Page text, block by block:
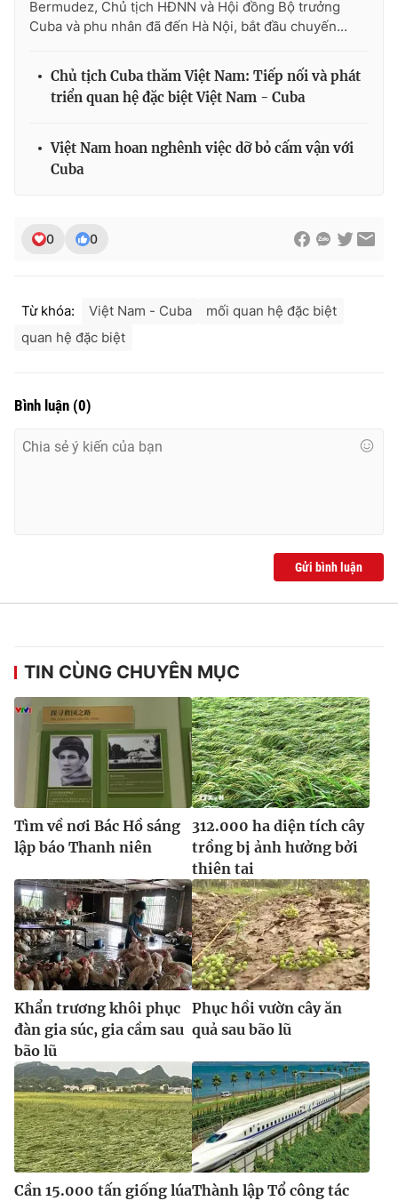
Ðiện thoại Thời báo VTV:024.66 897 897
Email:toasoan@vtv.vn
® Cấm sao chép dưới mọi hình thức nếu không có sự chấp
thông tin từ website này.
Bermudez, Chủ tịch HĐNN và Hội đồng Bộ trưởng
Cuba và phu nhân đã đến Hà Nội, bắt đầu chuyến...
Chủ tịch Cuba thăm Việt Nam: Tiếp nối và phát
triển quan hệ đặc biệt Việt Nam - Cuba
Việt Nam hoan nghênh việc dỡ bỏ cấm vận với
Cuba
0 0
Từ khóa: Việt Nam - Cuba
mối quan hệ đặc biệt
quan hệ đặc biệt
Bình luận (0)
Gửi bình luận
TIN CÙNG CHUYÊN MỤC
Tìm về nơi Bác Hồ sáng
lập báo Thanh niên
312.000 ha diện tích cây
trồng bị ảnh hưởng bởi
thiên tai
Khẩn trương khôi phục
đàn gia súc, gia cầm sau
bão lũ
Phục hồi vườn cây ăn
quả sau bão lũ
Cần 15.000 tấn giống lúaThành lập Tổ công tác